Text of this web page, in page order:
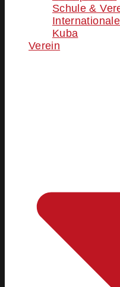
Schule &
Kuba
Verein